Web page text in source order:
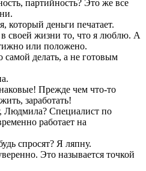
партийность? Это же все
который деньги печатает.
своей жизни то, что я люблю. А
или положено.
делать, а не готовым
Прежде чем что-то
заработать!
Специалист по
работает на
спросят? Я ляпну.
Это называется точкой